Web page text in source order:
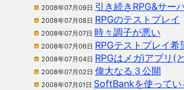
2008年07月09日 引き続きRPG&サー
2008年07月08日 RPGのテストプレイ
2008年07月07日 時々調子が悪い
2008年07月06日 RPGテストプレイ希
2008年07月04日 RPGはメガiアプリ(
2008年07月02日 偉大なる３公開
2008年07月01日 SoftBankを使って